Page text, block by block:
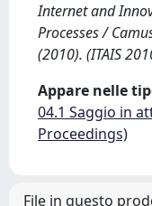
Internet and
Processes /
(2010). (ITAIS
Appare nelle
04.1 Saggio in
Proceedings)
File in questo